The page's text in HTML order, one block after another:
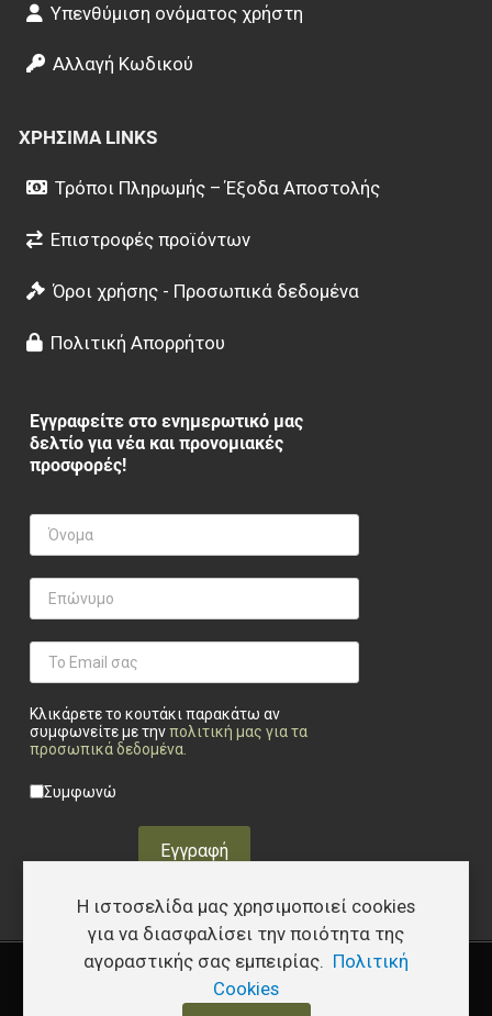
Υπενθύμιση ονόματος χρήστη
Αλλαγή Κωδικού
ΧΡΉΣΙΜΑ LINKS
Τρόποι Πληρωμής – Έξοδα Αποστολής
Επιστροφές προϊόντων
Όροι χρήσης - Προσωπικά δεδομένα
Πολιτική Απορρήτου
Εγγραφείτε στο ενημερωτικό μας
δελτίο για νέα και προνομιακές
προσφορές!
Κλικάρετε το κουτάκι παρακάτω αν
συμφωνείτε με τηνπολιτική μας για τα
προσωπικά δεδομένα.
Privacy checkbox
Συμφωνώ
Εγγραφή
Η ιστοσελίδα μας χρησιμοποιεί cookies
για να διασφαλίσει την ποιότητα της
αγοραστικής σας εμπειρίας. Πολιτική
Cookies